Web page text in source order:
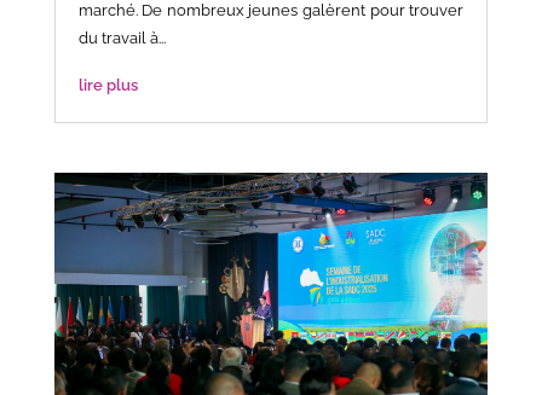
marché. De nombreux jeunes galèrent pour trouver
du travail à...
lire plus